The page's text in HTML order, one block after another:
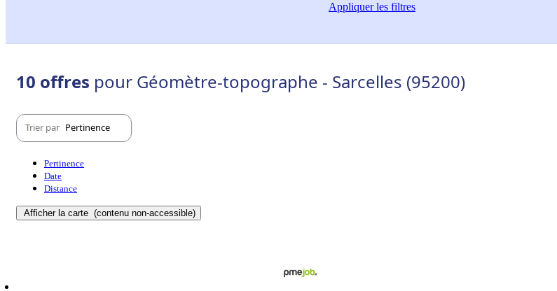
Appliquerles filtres
10 offres pour Géomètre-topographe - Sarcelles (95200)
Trier par Pertinence
Pertinence
Date
Distance
Afficher la carte (contenu non-accessible)